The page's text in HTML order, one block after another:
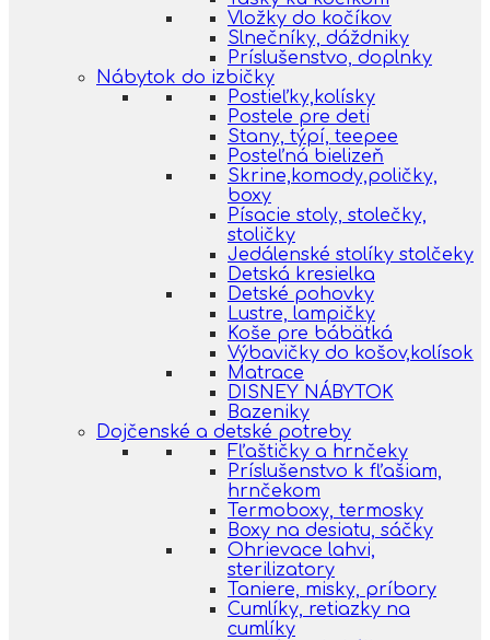
Vložky do kočíkov
Slnečníky, dáždniky
Príslušenstvo, doplnky
Nábytok do izbičky
Postieľky,kolísky
Postele pre deti
Stany, týpí, teepee
Posteľná bielizeň
Skrine,komody,poličky,
boxy
Písacie stoly, stolečky,
stoličky
Jedálenské stolíky stolčeky
Detská kresielka
Detské pohovky
Lustre, lampičky
Koše pre bábätká
Výbavičky do košov,kolísok
Matrace
DISNEY NÁBYTOK
Bazeniky
Dojčenské a detské potreby
Fľaštičky a hrnčeky
Príslušenstvo k fľašiam,
hrnčekom
Termoboxy, termosky
Boxy na desiatu, sáčky
Ohrievace lahvi,
sterilizatory
Taniere, misky, príbory
Cumlíky, retiazky na
cumlíky